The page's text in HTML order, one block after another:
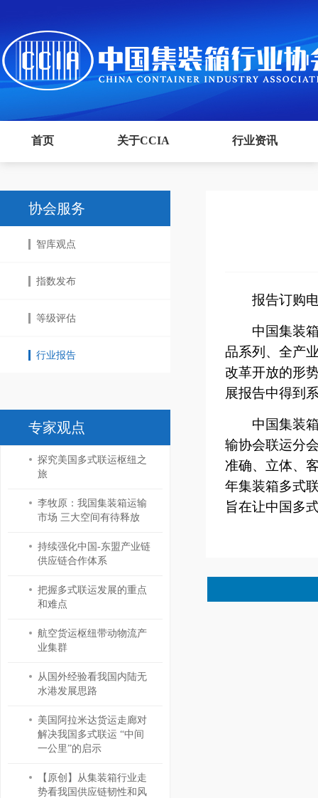
首页 关于CCIA 行业资讯
协会服务
智库观点
指数发布
等级评估
行业报告
专家观点
探究美国多式联运枢纽之
旅
李牧原：我国集装箱运输
市场 三大空间有待释放
持续强化中国-东盟产业链
供应链合作体系
把握多式联运发展的重点
和难点
航空货运枢纽带动物流产
业集群
从国外经验看我国内陆无
水港发展思路
美国阿拉米达货运走廊对
解决我国多式联运 “中间
一公里”的启示
【原创】从集装箱行业走
势看我国供应链韧性和风
报告订购
中国集装
品系列、全产
改革开放的形
展报告中得到
中国集装
输协会联运分
准确、立体、
年集装箱多式
旨在让中国多